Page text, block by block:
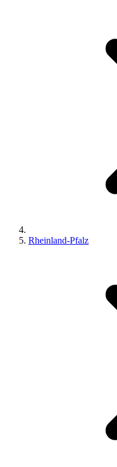
Rheinland-Pfalz